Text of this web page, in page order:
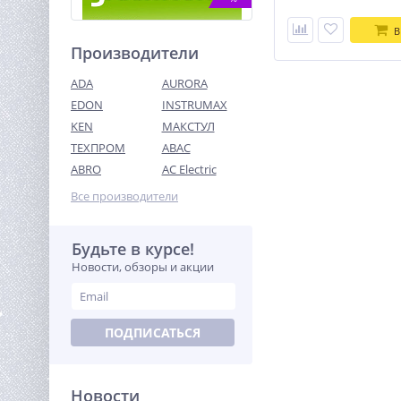
Аккумулятор Greenworks
High Power, G40HP5, 5 Ач
(2958607)
7 490
Производители
ADA
AURORA
EDON
INSTRUMAX
KEN
МАКСТУЛ
ТЕХПРОМ
ABAC
ABRO
AC Electric
Все производители
Будьте в курсе!
Новости, обзоры и акции
ПОДПИСАТЬСЯ
Новости